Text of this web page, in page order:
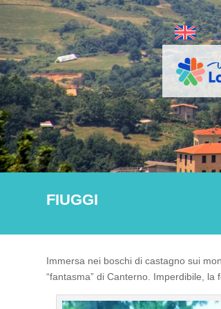
FIUGGI
Immersa nei boschi di castagno sui
“fantasma” di Canterno. Imperdibile, la